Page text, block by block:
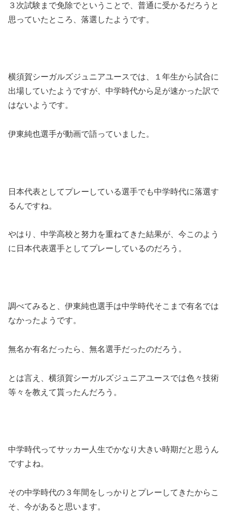
３次試験まで免除でということで、普通に受かるだろうと
思っていたところ、落選したようです。
横須賀シーガルズジュニアユースでは、１年生から試合に
出場していたようですが、中学時代から足が速かった訳で
はないようです。
伊東純也選手が動画で語っていました。
日本代表としてプレーしている選手でも中学時代に落選す
るんですね。
やはり、中学高校と努力を重ねてきた結果が、今このよう
に日本代表選手としてプレーしているのだろう。
調べてみると、伊東純也選手は中学時代そこまで有名では
なかったようです。
無名か有名だったら、無名選手だったのだろう。
とは言え、横須賀シーガルズジュニアユースでは色々技術
等々を教えて貰ったんだろう。
中学時代ってサッカー人生でかなり大きい時期だと思うん
ですよね。
その中学時代の３年間をしっかりとプレーしてきたからこ
そ、今があると思います。